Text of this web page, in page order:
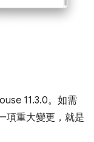
11.3.0。如需
項重大變更，就是